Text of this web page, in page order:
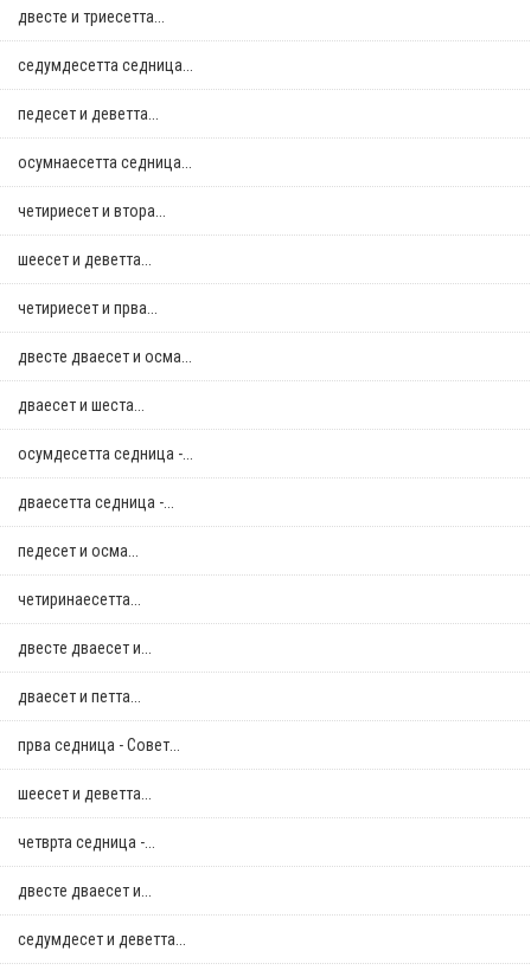
двестe и триесетта...
седумдесетта седница...
педесет и деветта...
осумнaесетта седница...
четириесет и втора...
шеесет и деветта...
четириесет и прва...
двестe дваесет и осма...
дваесет и шеста...
осумдесетта седница -...
дваесетта седница -...
педесет и осма...
четиринаесетта...
двестe дваесет и...
дваесет и петта...
прва седница - Совет...
шеесет и деветта...
четврта седница -...
двестe дваесет и...
седумдесет и деветта...